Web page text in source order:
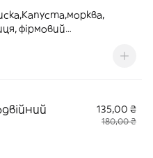
фірмовий
135,00 ₴
180,00 ₴